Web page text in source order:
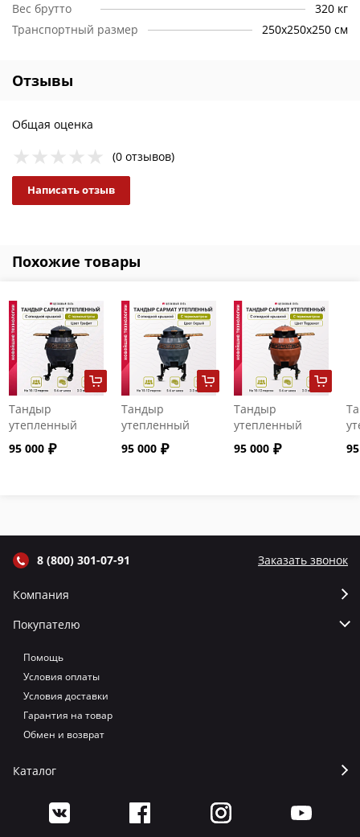
Вес брутто
320 кг
Транспортный размер
250x250x250 см
Отзывы
Общая оценка
(0 отзывов)
Написать отзыв
Похожие товары
Тандыр
утепленный
"Сармат" с
откидной
95 000
Тандыр
утепленный
"Сармат" с
откидной
95 000
Тандыр
утепленный
"Сармат" с
откидной
95 000
8 (800) 301-07-91 Заказать звонок
Компания
Покупателю
Помощь
Условия оплаты
Условия доставки
Гарантия на товар
Обмен и возврат
Каталог